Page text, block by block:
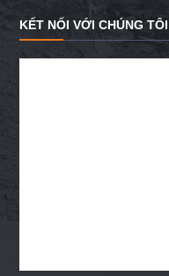
KẾT NỐI VỚI CHÚNG TÔI